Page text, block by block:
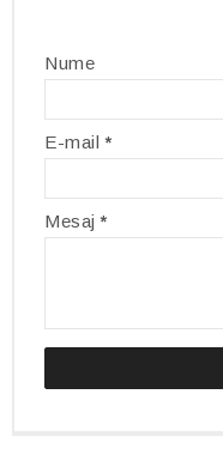
Nume
E-mail*
Mesaj*